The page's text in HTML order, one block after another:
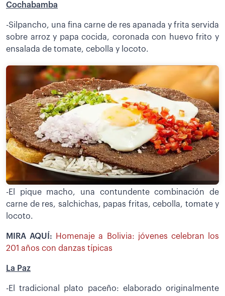
Cochabamba
-Silpancho, una fina carne de res apanada y frita servida
sobre arroz y papa cocida, coronada con huevo frito y
ensalada de tomate, cebolla y locoto.
-El pique macho, una contundente combinación de
carne de res, salchichas, papas fritas, cebolla, tomate y
locoto.
MIRA AQUÍ:
Homenaje a Bolivia: jóvenes celebran los
201 años con danzas típicas
La Paz
-El tradicional plato paceño: elaborado originalmente